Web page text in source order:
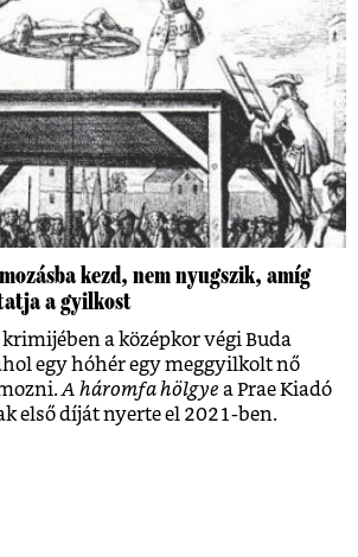
kezd, nem nyugszik, amíg
a gyilkost
krimijében a középkor végi Buda
egy hóhér egy meggyilkolt nő
A háromfa hölgye a Prae Kiadó
első díját nyerte el 2021-ben.